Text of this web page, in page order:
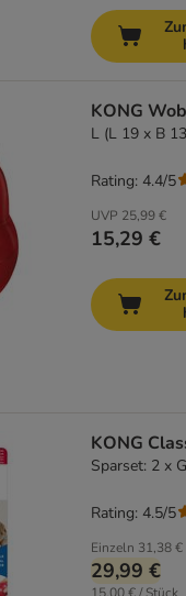
KONG
L (L 19 x B
UVP 25,99 €
15,29 €
Rating: 4.4/5
KONG
Sparset: 2 x
Einzeln 31,38 €
29,99 €
Rating: 4.5/5